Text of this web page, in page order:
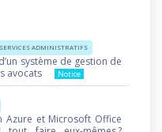
SERVICES ADMINISTRATIFS
système de gestion de
avocats
Notice
Azure et Microsoft Office